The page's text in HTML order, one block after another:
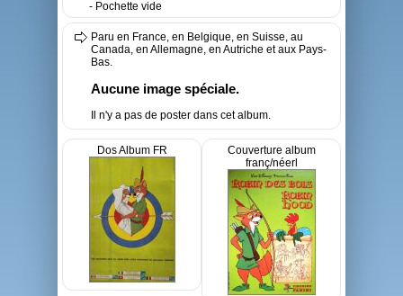
- Pochette vide
Paru en France, en Belgique, en Suisse, au
Canada, en Allemagne, en Autriche et aux Pays-
Bas.
Aucune image spéciale.
Il n'y a pas de poster dans cet album.
Dos Album FR
Couverture album
franç/néerl